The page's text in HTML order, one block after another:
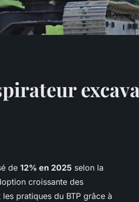
de 12% en 2025 selon la
croissante des
pratiques du BTP grâce à